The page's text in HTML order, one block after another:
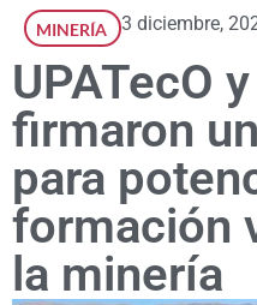
MINERÍA 3 diciembre,
UPATecO
firmaron
para
formación
la minería